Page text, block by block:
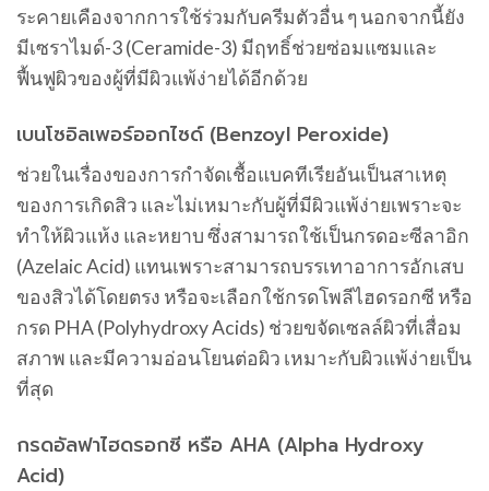
ระคายเคืองจากการใช้ร่วมกับครีมตัวอื่น ๆ นอกจากนี้ยัง
มีเซราไมด์-3 (Ceramide-3) มีฤทธิ์ช่วยซ่อมแซมและ
ฟื้นฟูผิวของผู้ที่มีผิวแพ้ง่ายได้อีกด้วย
เบนโซอิลเพอร์ออกไซด์ (Benzoyl Peroxide)
ช่วยในเรื่องของการกำจัดเชื้อแบคทีเรียอันเป็นสาเหตุ
ของการเกิดสิว และไม่เหมาะกับผู้ที่มีผิวแพ้ง่ายเพราะจะ
ทำให้ผิวแห้ง และหยาบ ซึ่งสามารถใช้เป็นกรดอะซีลาอิก
(Azelaic Acid) แทนเพราะสามารถบรรเทาอาการอักเสบ
ของสิวได้โดยตรง หรือจะเลือกใช้กรดโพลีไฮดรอกซี หรือ
กรด PHA (Polyhydroxy Acids) ช่วยขจัดเซลล์ผิวที่เสื่อม
สภาพ และมีความอ่อนโยนต่อผิว เหมาะกับผิวแพ้ง่ายเป็น
ที่สุด
กรดอัลฟาไฮดรอกซี หรือ AHA (Alpha Hydroxy
Acid)